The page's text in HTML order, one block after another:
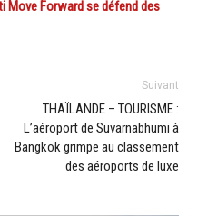
Move Forward se défend des
Suivant
THAÏLANDE – TOURISME :
L’aéroport de Suvarnabhumi à
Bangkok grimpe au classement
des aéroports de luxe